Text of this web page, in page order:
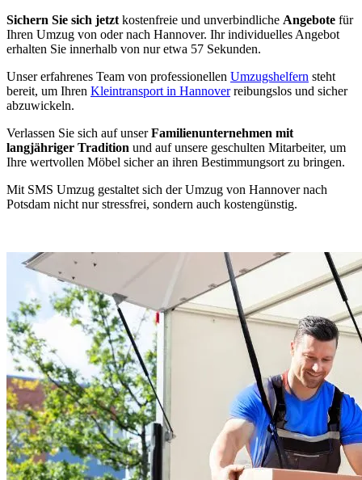
Sichern Sie sich jetzt kostenfreie und unverbindliche Angebote für
Ihren Umzug von oder nach Hannover. Ihr individuelles Angebot
erhalten Sie innerhalb von nur etwa 57 Sekunden.
Unser erfahrenes Team von professionellen Umzugshelfern steht
bereit, um Ihren Kleintransport in Hannoverreibungslos und sicher
abzuwickeln.
Verlassen Sie sich auf unserFamilienunternehmen mit
langjähriger Tradition und auf unsere geschulten Mitarbeiter, um
Ihre wertvollen Möbel sicher an ihren Bestimmungsort zu bringen.
Mit SMS Umzug gestaltet sich der Umzug von Hannover nach
Potsdam nicht nur stressfrei, sondern auch kostengünstig.